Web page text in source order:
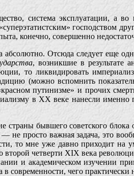
система эксплуатации, а
господством
конечно, совершенно
Отсюда следует еще
, возникшие в результате
то ликвидировать
(можно вспомнить
путинизме» и прочих
в XX веке нанесли именно
бывшего советского
не просто важная задача, это
то мне уже давно приходит на
четверти XIX века
и академическом изучении
современности, чего практически